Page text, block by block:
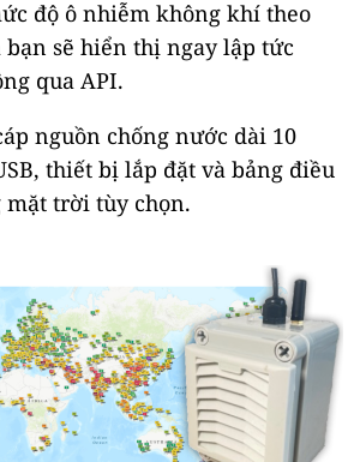
độ ô nhiễm không khí theo
sẽ hiển thị ngay lập tức
qua API.
nguồn chống nước dài 10
thiết bị lắp đặt và bảng điều
trời tùy chọn.